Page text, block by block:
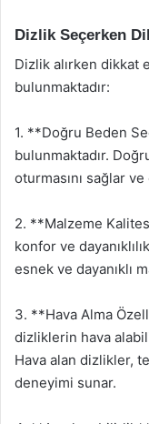
Dizlik Seçerken
Dizlik alırken dikkat
bulunmaktadır:
1. **Doğru Beden
bulunmaktadır.
oturmasını sağlar
2. **Malzeme
konfor ve
esnek ve dayanıklı
3. **Hava Alma
dizliklerin hava
Hava alan dizlikler,
deneyimi sunar.